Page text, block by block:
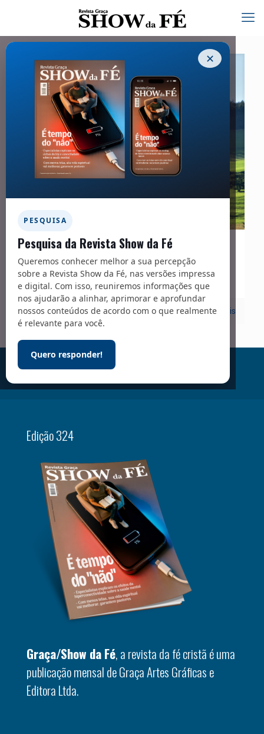
✕
PESQUISA
Pesquisa da Revista Show da Fé
Queremos conhecer melhor a sua percepção
sobre a Revista Show da Fé, nas versões impressa
e digital. Com isso, reuniremos informações que
nos ajudarão a alinhar, aprimorar e aprofundar
nossos conteúdos de acordo com o que realmente
é relevante para você.
Quero responder!
06/01/2026
Deus tem mais
5 Leia mais
A REVISTA DA FÉ CRISTÃ
Edição 324
Graça/Show da Fé, a revista da fé cristã é uma
publicação mensal de Graça Artes Gráficas e
Editora Ltda.